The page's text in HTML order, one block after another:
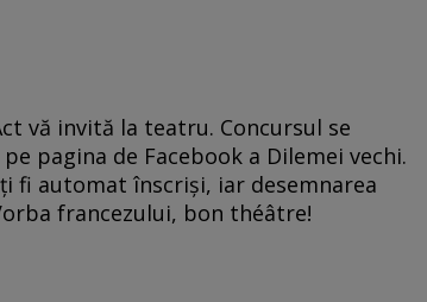
vă invită la teatru. Concursul se
pagina de Facebook a Dilemei vechi.
fi automat înscrişi, iar desemnarea
francezului, bon théâtre!